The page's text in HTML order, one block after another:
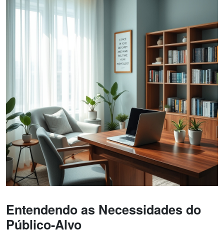
Entendendo as Necessidades do
Público-Alvo